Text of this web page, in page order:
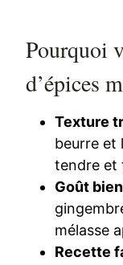
Pourquoi
d’épices
Texture
beurre et
tendre et
Goût
mélasse
Recette